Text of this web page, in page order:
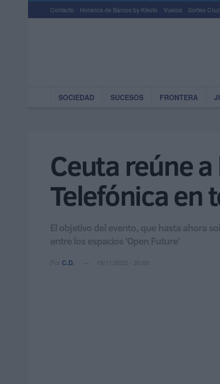
Contacto Horarios de Barcos by Kikoto Vuelos Sorteo
SOCIEDAD SUCESOS FRONTERA
Ceuta reúne
Telefónica en
El objetivo del evento, que hasta ahora
entre los espacios 'Open Future'
Por C.D. 15/11/2022 - 20:00